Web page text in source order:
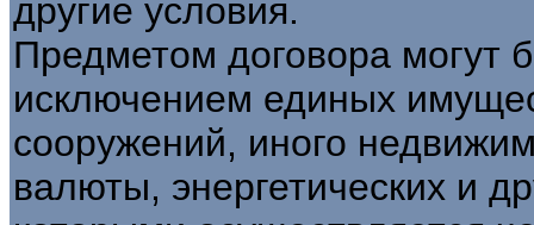
другие условия.
Предметом договора могут
исключением единых
сооружений, иного
валюты, энергетических и